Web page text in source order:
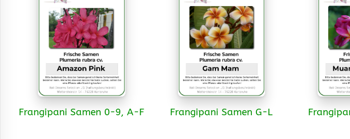
Frangipani Samen 0-9, A-F Frangipani Samen G-L